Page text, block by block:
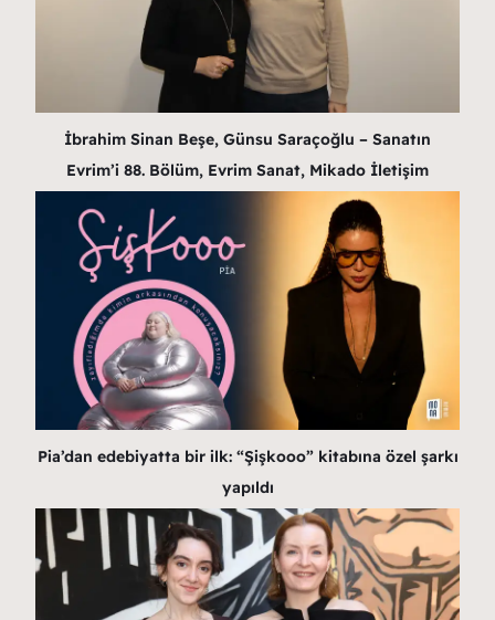
İbrahim Sinan Beşe, Günsu Saraçoğlu – Sanatın
Evrim’i 88. Bölüm, Evrim Sanat, Mikado İletişim
Pia’dan edebiyatta bir ilk: “Şişkooo” kitabına özel şarkı
yapıldı